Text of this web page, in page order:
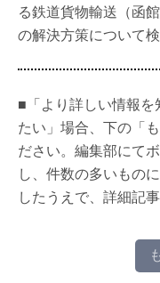
る鉄道貨物輸送（函
の解決方策について検
■「より詳しい情報を
たい」場合、下の「
ださい。編集部にて
し、件数の多いもの
したうえで、詳細記